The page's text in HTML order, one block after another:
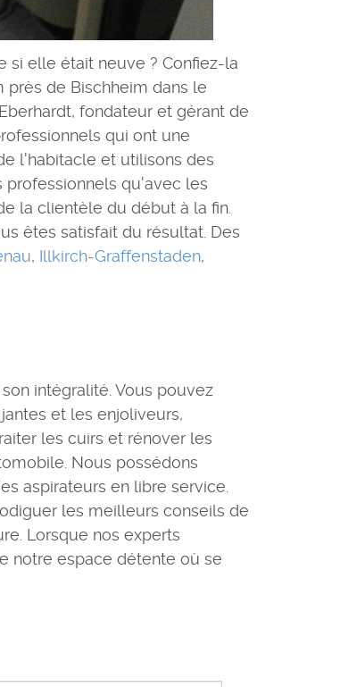
elle était neuve ? Confiez-la
de Bischheim dans le
fondateur et gérant de
qui ont une
l'habitacle et utilisons des
professionnels qu'avec les
la clientèle du début à la fin.
êtes satisfait du résultat. Des
, Illkirch-Graffenstaden,
intégralité. Vous pouvez
et les enjoliveurs,
les cuirs et rénover les
Nous possédons
aspirateurs en libre service.
les meilleurs conseils de
Lorsque nos experts
notre espace détente où se